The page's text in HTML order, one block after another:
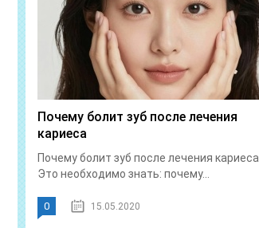
Почему болит зуб после лечения
кариеса
Почему болит зуб после лечения кариеса
Это необходимо знать: почему...
0 15.05.2020